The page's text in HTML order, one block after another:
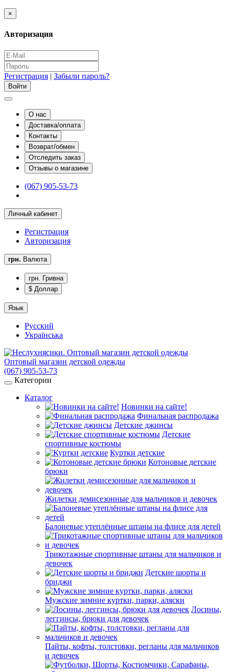
×
Авторизация
Регистрация | Забыли пароль?
О нас
Доставка/оплата
Контакты
Возврат/обмен
Отследить заказ
Отзывы о магазине
(067) 905-53-73
Личный кабинет
Регистрация
Авторизация
грн. Валюта
грн. Гривна
$ Доллар
Язык
Русский
Українська
Оптовый магазин детской одежды
(067) 905-53-73
Категории
Каталог
Новинки на сайте!
Финальная распродажа
Детские джинсы
Детские
спортивные костюмы
Куртки детские
Котоновые детские
брюки
Жилетки демисезонные для мальчиков и девочек
Балоневые утеплённые штаны на флисе для детей
Трикотажные спортивные штаны для мальчиков и
девочек
Детские шорты и
бриджи
Мужские зимние куртки, парки, аляски
Лосины,
леггинсы, брюки для девочек
Пайты, кофты, толстовки, регланы для мальчиков
и девочек